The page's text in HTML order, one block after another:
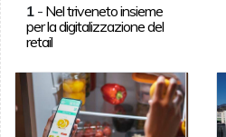
1- Nel triveneto insieme
per la digitalizzazione del
retail